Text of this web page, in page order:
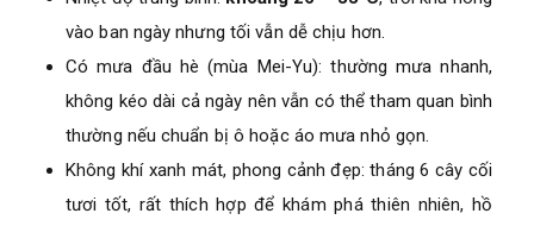
vào ban ngày nhưng tối vẫn dễ chịu hơn.
Có mưa đầu hè (mùa Mei-Yu): thường mưa nhanh,
không kéo dài cả ngày nên vẫn có thể tham quan bình
thường nếu chuẩn bị ô hoặc áo mưa nhỏ gọn.
Không khí xanh mát, phong cảnh đẹp: tháng 6 cây cối
tươi tốt, rất thích hợp để khám phá thiên nhiên, hồ